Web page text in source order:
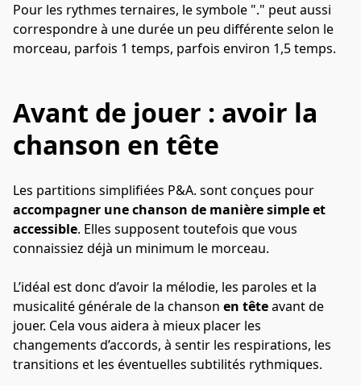
Pour les rythmes ternaires, le symbole "." peut aussi
correspondre à une durée un peu différente selon le
morceau, parfois 1 temps, parfois environ 1,5 temps.
Avant de jouer : avoir la
chanson en tête
Les partitions simplifiées P&A. sont conçues pour
accompagner une chanson de manière simple et
accessible. Elles supposent toutefois que vous
connaissiez déjà un minimum le morceau.
L’idéal est donc d’avoir la mélodie, les paroles et la
musicalité générale de la chanson en tête avant de
jouer. Cela vous aidera à mieux placer les
changements d’accords, à sentir les respirations, les
transitions et les éventuelles subtilités rythmiques.